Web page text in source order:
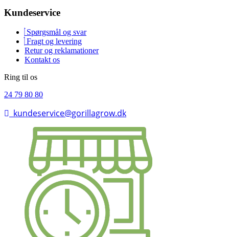
Kundeservice
Spørgsmål og svar
Fragt og levering
Retur og reklamationer
Kontakt os
Ring til os
24 79 80 80
kundeservice@gorillagrow.dk